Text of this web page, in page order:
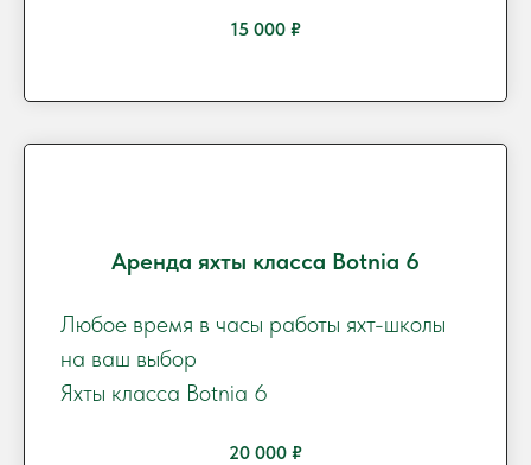
15 000 ₽
Аренда яхты класса Botnia 6
Любое время в часы работы яхт-школы
на ваш выбор
Яхты класса Botnia 6
20 000 ₽